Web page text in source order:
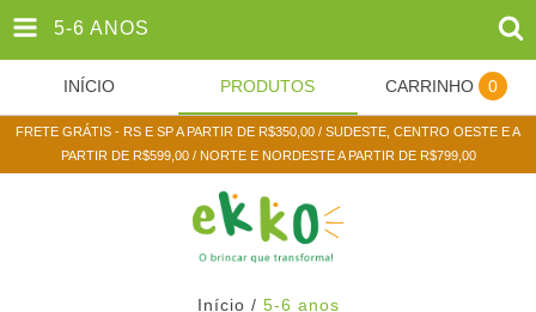
5-6 ANOS
INÍCIO PRODUTOS CARRINHO 0
FRETE GRÁTIS - RS E SP A PARTIR DE R$350,00 / SUDESTE, CENTRO OESTE E A
PARTIR DE R$599,00 / NORTE E NORDESTE A PARTIR DE R$799,00
Início / 5-6 anos